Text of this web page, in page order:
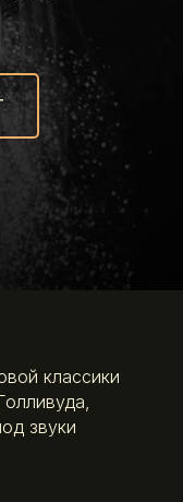
классики
звуки